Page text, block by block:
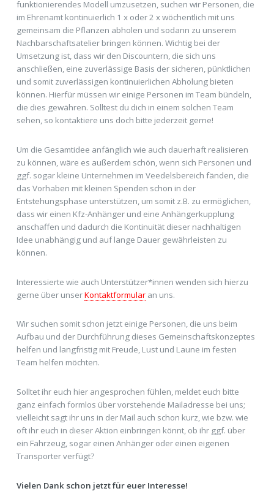
funktionierendes Modell umzusetzen, suchen wir Personen, die
im Ehrenamt kontinuierlich 1 x oder 2 x wöchentlich mit uns
gemeinsam die Pflanzen abholen und sodann zu unserem
Nachbarschaftsatelier bringen können. Wichtig bei der
Umsetzung ist, dass wir den Discountern, die sich uns
anschließen, eine zuverlässige Basis der sicheren, pünktlichen
und somit zuverlässigen kontinuierlichen Abholung bieten
können. Hierfür müssen wir einige Personen im Team bündeln,
die dies gewähren. Solltest du dich in einem solchen Team
sehen, so kontaktiere uns doch bitte jederzeit gerne!
Um die Gesamtidee anfänglich wie auch dauerhaft realisieren
zu können, wäre es außerdem schön, wenn sich Personen und
ggf. sogar kleine Unternehmen im Veedelsbereich fänden, die
das Vorhaben mit kleinen Spenden schon in der
Entstehungsphase unterstützen, um somit z.B. zu ermöglichen,
dass wir einen Kfz-Anhänger und eine Anhängerkupplung
anschaffen und dadurch die Kontinuität dieser nachhaltigen
Idee unabhängig und auf lange Dauer gewährleisten zu
können.
Interessierte wie auch Unterstützer*innen wenden sich hierzu
gerne über unserKontaktformularan uns.
Wir suchen somit schon jetzt einige Personen, die uns beim
Aufbau und der Durchführung dieses Gemeinschaftskonzeptes
helfen und langfristig mit Freude, Lust und Laune im festen
Team helfen möchten.
Solltet ihr euch hier angesprochen fühlen, meldet euch bitte
ganz einfach formlos über vorstehende Mailadresse bei uns;
vielleicht sagt ihr uns in der Mail auch schon kurz, wie bzw. wie
oft ihr euch in dieser Aktion einbringen könnt, ob ihr ggf. über
ein Fahrzeug, sogar einen Anhänger oder einen eigenen
Transporter verfügt?
Vielen Dank schon jetzt für euer Interesse!